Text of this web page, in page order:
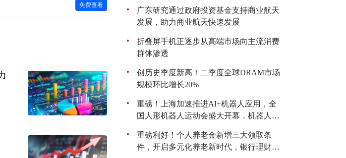
免费查看
广东研究通过政府投资基金支持商业航天
发展，助力商业航天快速发展
折叠屏手机正逐步从高端市场向主流消费
群体渗透
创历史季度新高！二季度全球DRAM市场
规模环比增长20%
重磅！上海加速推进AI+机器人应用，全
国人形机器人运动会盛大开幕，机器人板
重磅利好！个人养老金新增三大领取条
件，开启多元化养老新时代，银行理财产